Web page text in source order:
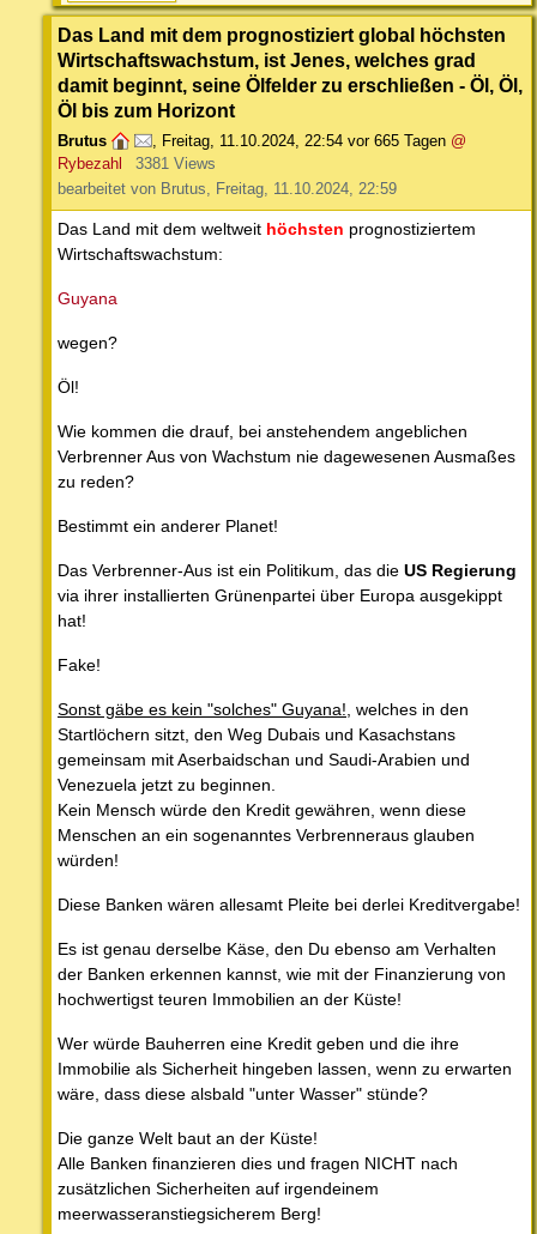
Das Land mit dem prognostiziert global höchsten
Wirtschaftswachstum, ist Jenes, welches grad
damit beginnt, seine Ölfelder zu erschließen - Öl, Öl,
Öl bis zum Horizont
Brutus , Freitag, 11.10.2024, 22:54 vor 665 Tagen @
Rybezahl
3381 Views
bearbeitet von Brutus, Freitag, 11.10.2024, 22:59
Das Land mit dem weltweit höchsten prognostiziertem
Wirtschaftswachstum:
Guyana
wegen?
Öl!
Wie kommen die drauf, bei anstehendem angeblichen
Verbrenner Aus von Wachstum nie dagewesenen Ausmaßes
zu reden?
Bestimmt ein anderer Planet!
Das Verbrenner-Aus ist ein Politikum, das die US Regierung
via ihrer installierten Grünenpartei über Europa ausgekippt
hat!
Fake!
Sonst gäbe es kein "solches" Guyana!, welches in den
Startlöchern sitzt, den Weg Dubais und Kasachstans
gemeinsam mit Aserbaidschan und Saudi-Arabien und
Venezuela jetzt zu beginnen.
Kein Mensch würde den Kredit gewähren, wenn diese
Menschen an ein sogenanntes Verbrenneraus glauben
würden!
Diese Banken wären allesamt Pleite bei derlei Kreditvergabe!
Es ist genau derselbe Käse, den Du ebenso am Verhalten
der Banken erkennen kannst, wie mit der Finanzierung von
hochwertigst teuren Immobilien an der Küste!
Wer würde Bauherren eine Kredit geben und die ihre
Immobilie als Sicherheit hingeben lassen, wenn zu erwarten
wäre, dass diese alsbald "unter Wasser" stünde?
Die ganze Welt baut an der Küste!
Alle Banken finanzieren dies und fragen NICHT nach
zusätzlichen Sicherheiten auf irgendeinem
meerwasseranstiegsicherem Berg!